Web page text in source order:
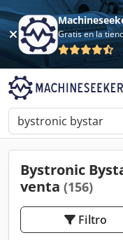
Bystronic
venta (156)
Filtro